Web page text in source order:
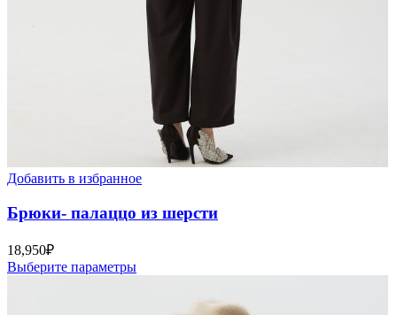
Добавить в избранное
Брюки- палаццо из шерсти
18,950₽
Выберите параметры